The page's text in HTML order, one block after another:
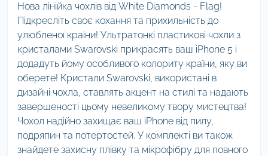
Нова лінійка чохлів від White Diamonds - Flag!
Підкресліть своє кохання та прихильність до
улюбленої країни! Ультратонкі пластикові чохли з
кристалами Swarovski прикрасять ваш iPhone 5 і
додадуть йому особливого колориту країни, яку ви
оберете! Кристали Swarovski, використані в
дизайні чохла, ставлять акцент на стилі та надають
завершеності цьому невеликому твору мистецтва!
Чохол надійно захищає ваш iPhone від пилу,
подряпин та потертостей. У комплекті ви також
знайдете захисну плівку та мікрофібру для повного